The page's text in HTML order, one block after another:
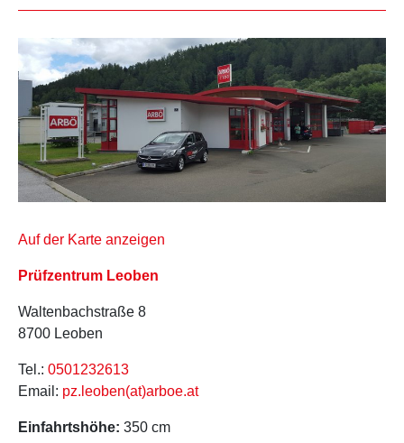
Auf der Karte anzeigen
Prüfzentrum Leoben
Waltenbachstraße 8
8700 Leoben
Tel.: 0501232613
Email: pz.leoben(at)arboe.at
Einfahrtshöhe: 350 cm